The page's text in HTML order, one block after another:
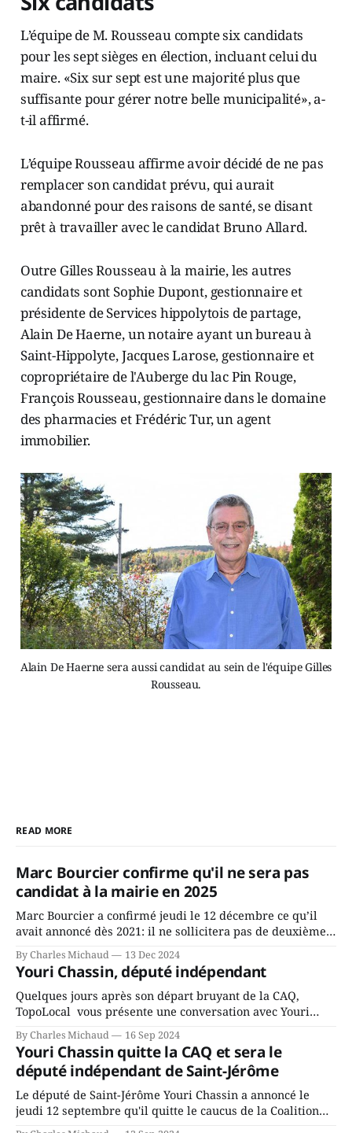
L’équipe de M. Rousseau compte six candidats
pour les sept sièges en élection, incluant celui du
maire. «Six sur sept est une majorité plus que
suffisante pour gérer notre belle municipalité», a-
t-il affirmé.
L’équipe Rousseau affirme avoir décidé de ne pas
remplacer son candidat prévu, qui aurait
abandonné pour des raisons de santé, se disant
prêt à travailler avec le candidat Bruno Allard.
Outre Gilles Rousseau à la mairie, les autres
candidats sont Sophie Dupont, gestionnaire et
présidente de Services hippolytois de partage,
Alain De Haerne, un notaire ayant un bureau à
Saint-Hippolyte, Jacques Larose, gestionnaire et
copropriétaire de l'Auberge du lac Pin Rouge,
François Rousseau, gestionnaire dans le domaine
des pharmacies et Frédéric Tur, un agent
immobilier.
Alain De Haerne sera aussi candidat au sein de l'équipe Gilles
Rousseau.
READ MORE
Marc Bourcier confirme qu'il ne sera pas
candidat à la mairie en 2025
Marc Bourcier a confirmé jeudi le 12 décembre ce qu’il
avait annoncé dès 2021: il ne sollicitera pas de deuxième
fait l’annonce en s’adressant aux employés de la ville,
rassemblés en soirée pour leur traditionnel souper
By Charles Michaud 13 Dec 2024
Youri Chassin, député indépendant
Quelques jours après son départ bruyant de la CAQ,
TopoLocal vous présente une conversation avec Youri
depuis longtemps? Sera-t-il candidat indépendant dans 2
ans? Joindrait-il un autre parti, par exemple les
conservateurs d’Éric Duhaime? Que lui
By Charles Michaud 16 Sep 2024
Youri Chassin quitte la CAQ et sera le
député indépendant de Saint-Jérôme
Le député de Saint-Jérôme Youri Chassin a annoncé le
jeudi 12 septembre qu'il quitte le caucus de la Coalition